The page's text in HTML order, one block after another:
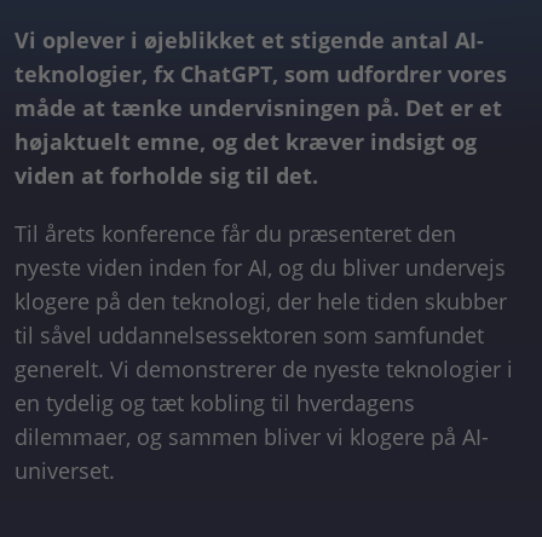
Vi oplever i øjeblikket et stigende antal AI-
teknologier, fx ChatGPT, som udfordrer vores
måde at tænke undervisningen på. Det er et
højaktuelt emne, og det kræver indsigt og
viden at forholde sig til det.
Til årets konference får du præsenteret den
nyeste viden inden for AI, og du bliver undervejs
klogere på den teknologi, der hele tiden skubber
til såvel uddannelsessektoren som samfundet
generelt. Vi demonstrerer de nyeste teknologier i
en tydelig og tæt kobling til hverdagens
dilemmaer, og sammen bliver vi klogere på AI-
universet.